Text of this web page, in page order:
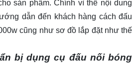
sản phẩm. Chính vì thế nội dung
dẫn đến khách hàng cách đấu
cũng như sơ đồ lắp đặt như thế
bị dụng cụ đấu nối bóng